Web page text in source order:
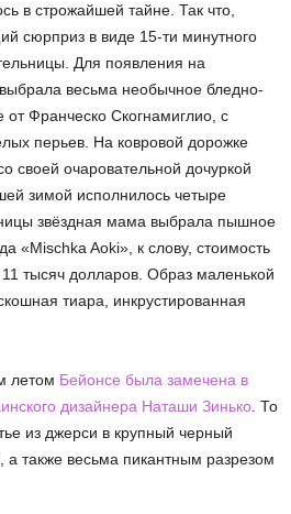
в строжайшей тайне. Так что,
сюрприз в виде 15-ти минутного
Для появления на
весьма необычное бледно-
от Франческо Скогнамиглио, с
перьев. На ковровой дорожке
своей очаровательной дочуркой
зимой исполнилось четыре
звёздная мама выбрала пышное
«Mischka Aoki», к слову, стоимость
тысяч долларов. Образ маленькой
тиара, инкрустированная
летом Бейонсе была замечена в
дизайнера Наташи Зинько . То
из джерси в крупный черный
а также весьма пикантным разрезом